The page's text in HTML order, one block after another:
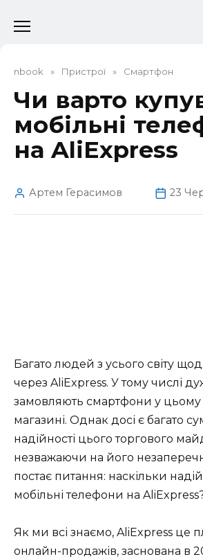
до
nbook » Пристрої » Смартфон
Чи варто
мобільні
на AliExpress
Артем Герасимов 23
Багато людей з усього світу
через AliExpress. У тому числі
замовляють смартфони у цьому
магазині. Однак досі є багато
надійності цього торгового
незважаючи на його
постає питання: наскільки
мобільні телефони на
Як ми всі знаємо, AliExpress це
онлайн-продажів, заснована в